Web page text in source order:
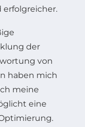
erfolgreicher.
der
von
haben mich
meine
eine